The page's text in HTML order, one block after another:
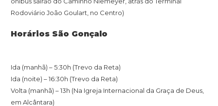
Rodoviário João Goulart, no Centro)
Horários São Gonçalo
Ida (manhã) – 5:30h (Trevo da Reta)
Ida (noite) – 16:30h (Trevo da Reta)
Volta (manhã) – 13h (Na Igreja Internacional da Graça de Deus,
em Alcântara)